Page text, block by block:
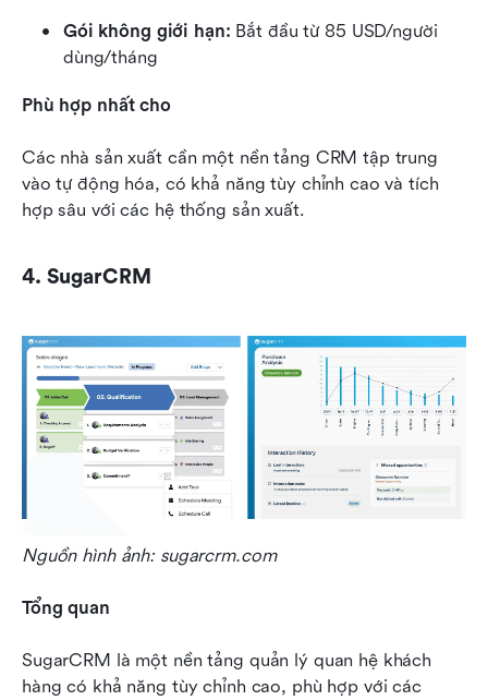
Gói không giới hạn: Bắt đầu từ 85 USD/người
dùng/tháng
Phù hợp nhất cho
Các nhà sản xuất cần một nền tảng CRM tập trung
vào tự động hóa, có khả năng tùy chỉnh cao và tích
hợp sâu với các hệ thống sản xuất.
4. SugarCRM
Nguồn hình ảnh: sugarcrm.com
Tổng quan
SugarCRM là một nền tảng quản lý quan hệ khách
hàng có khả năng tùy chỉnh cao, phù hợp với các